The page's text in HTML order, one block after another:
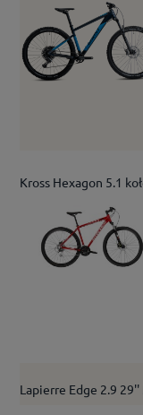
Kross Hexagon 5.1
Lapierre Edge 2.9